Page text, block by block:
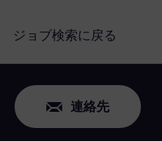
ジョブ検索に戻る
連絡先